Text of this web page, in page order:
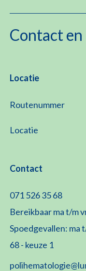
Contact
Locatie
Routenummer
Locatie
Contact
071 526 35 68
Bereikbaar ma t/m
Spoedgevallen: ma
68 - keuze 1